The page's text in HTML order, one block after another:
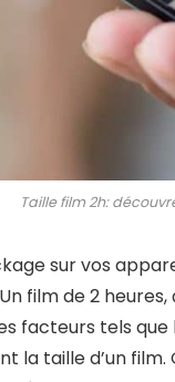
Taille film 2h:
sur vos
film de 2
facteurs tels
la taille d’un